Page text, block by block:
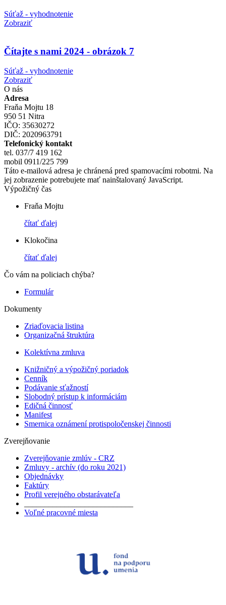
Súťaž - vyhodnotenie
Zobraziť
Čítajte s nami 2024 - obrázok 7
Súťaž - vyhodnotenie
Zobraziť
O nás
Adresa
Fraňa Mojtu 18
950 51 Nitra
IČO: 35630272
DIČ: 2020963791
Telefonický kontakt
tel. 037/7 419 162
mobil 0911/225 799
Táto e-mailová adresa je chránená pred spamovacími robotmi. Na
jej zobrazenie potrebujete mať nainštalovaný JavaScript.
Výpožičný čas
Fraňa Mojtu
čítať ďalej
Klokočina
čítať ďalej
Čo vám na policiach chýba?
Formulár
Dokumenty
Zriaďovacia listina
Organizačná štruktúra
Kolektívna zmluva
Knižničný a výpožičný poriadok
Cenník
Podávanie sťažností
Slobodný prístup k informáciám
Edičná činnosť
Manifest
Smernica oznámení protispoločenskej činnosti
Zverejňovanie
Zverejňovanie zmlúv - CRZ
Zmluvy - archív (do roku 2021)
Objednávky
Faktúry
Profil verejného obstarávateľa
Voľné pracovné miesta